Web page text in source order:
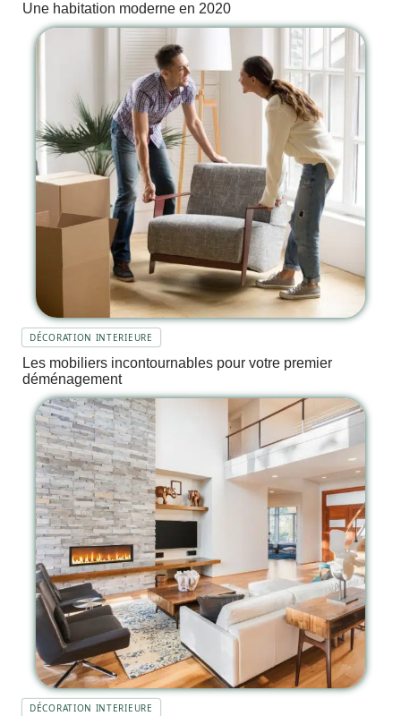
Une habitation moderne en 2020
DÉCORATION INTERIEURE
Les mobiliers incontournables pour votre premier
déménagement
DÉCORATION INTERIEURE